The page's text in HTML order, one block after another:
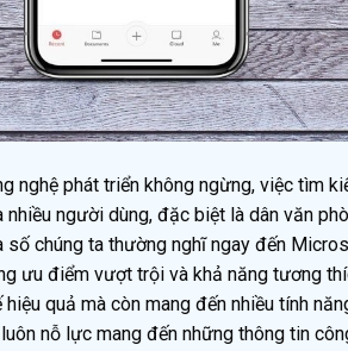
nghệ phát triển không ngừng, việc tìm
nhiều người dùng, đặc biệt là dân văn
số chúng ta thường nghĩ ngay đến
ưu điểm vượt trội và khả năng tương
quả mà còn mang đến nhiều tính
nỗ lực mang đến những thông tin